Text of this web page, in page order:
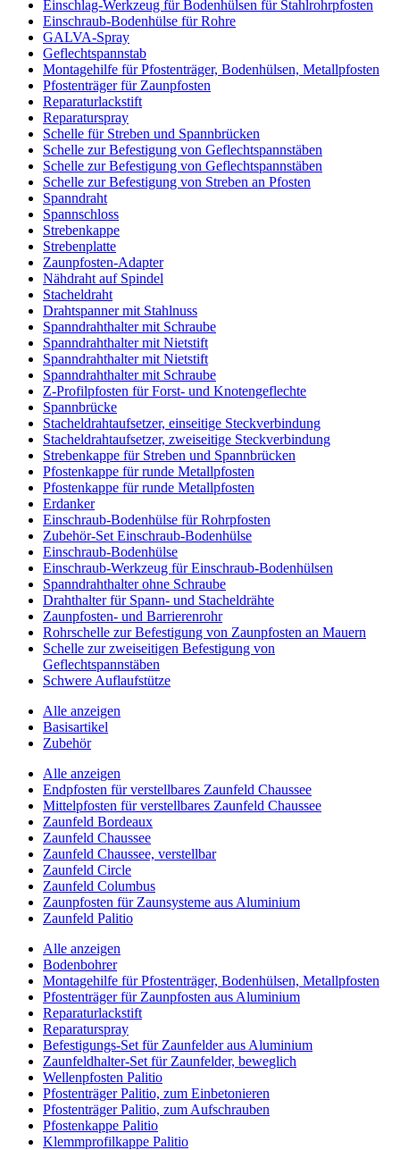
Einschlag-Werkzeug für Bodenhülsen für Stahlrohrpfosten
Einschraub-Bodenhülse für Rohre
GALVA-Spray
Geflechtspannstab
Montagehilfe für Pfostenträger, Bodenhülsen, Metallpfosten
Pfostenträger für Zaunpfosten
Reparaturlackstift
Reparaturspray
Schelle für Streben und Spannbrücken
Schelle zur Befestigung von Geflechtspannstäben
Schelle zur Befestigung von Geflechtspannstäben
Schelle zur Befestigung von Streben an Pfosten
Spanndraht
Spannschloss
Strebenkappe
Strebenplatte
Zaunpfosten-Adapter
Nähdraht auf Spindel
Stacheldraht
Drahtspanner mit Stahlnuss
Spanndrahthalter mit Schraube
Spanndrahthalter mit Nietstift
Spanndrahthalter mit Nietstift
Spanndrahthalter mit Schraube
Z-Profilpfosten für Forst- und Knotengeflechte
Spannbrücke
Stacheldrahtaufsetzer, einseitige Steckverbindung
Stacheldrahtaufsetzer, zweiseitige Steckverbindung
Strebenkappe für Streben und Spannbrücken
Pfostenkappe für runde Metallpfosten
Pfostenkappe für runde Metallpfosten
Erdanker
Einschraub-Bodenhülse für Rohrpfosten
Zubehör-Set Einschraub-Bodenhülse
Einschraub-Bodenhülse
Einschraub-Werkzeug für Einschraub-Bodenhülsen
Spanndrahthalter ohne Schraube
Drahthalter für Spann- und Stacheldrähte
Zaunpfosten- und Barrierenrohr
Rohrschelle zur Befestigung von Zaunpfosten an Mauern
Schelle zur zweiseitigen Befestigung von
Geflechtspannstäben
Schwere Auflaufstütze
Alle anzeigen
Basisartikel
Zubehör
Alle anzeigen
Endpfosten für verstellbares Zaunfeld Chaussee
Mittelpfosten für verstellbares Zaunfeld Chaussee
Zaunfeld Bordeaux
Zaunfeld Chaussee
Zaunfeld Chaussee, verstellbar
Zaunfeld Circle
Zaunfeld Columbus
Zaunpfosten für Zaunsysteme aus Aluminium
Zaunfeld Palitio
Alle anzeigen
Bodenbohrer
Montagehilfe für Pfostenträger, Bodenhülsen, Metallpfosten
Pfostenträger für Zaunpfosten aus Aluminium
Reparaturlackstift
Reparaturspray
Befestigungs-Set für Zaunfelder aus Aluminium
Zaunfeldhalter-Set für Zaunfelder, beweglich
Wellenpfosten Palitio
Pfostenträger Palitio, zum Einbetonieren
Pfostenträger Palitio, zum Aufschrauben
Pfostenkappe Palitio
Klemmprofilkappe Palitio